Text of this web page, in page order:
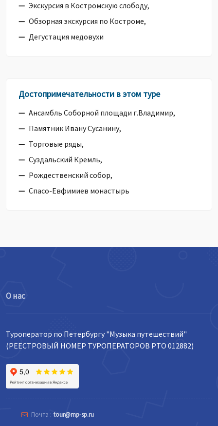
Экскурсия в Костромскую слободу,
Обзорная экскурсия по Костроме,
Дегустация медовухи
Достопримечательности в этом туре
Ансамбль Соборной площади г.Владимир,
Памятник Ивану Сусанину,
Торговые ряды,
Суздальский Кремль,
Рождественский собор,
Спасо-Евфимиев монастырь
О нас
Туроператор по Петербургу "Музыка путешествий"
(РЕЕСТРОВЫЙ НОМЕР ТУРОПЕРАТОРОВ РТО 012882)
Почта : tour@mp-sp.ru